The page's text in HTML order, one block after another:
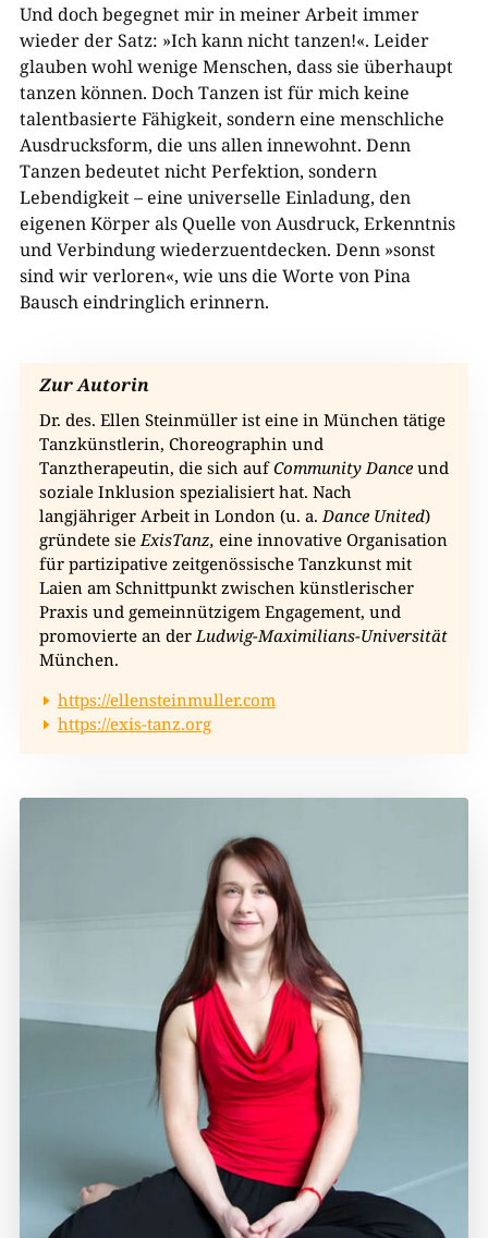
Und doch begegnet mir in meiner Arbeit immer
wieder der Satz: »Ich kann nicht tanzen!«. Leider
glauben wohl wenige Menschen, dass sie überhaupt
tanzen können. Doch Tanzen ist für mich keine
talentbasierte Fähigkeit, sondern eine menschliche
Ausdrucksform, die uns allen innewohnt. Denn
Tanzen bedeutet nicht Perfektion, sondern
Lebendigkeit – eine universelle Einladung, den
eigenen Körper als Quelle von Ausdruck, Erkenntnis
und Verbindung wiederzuentdecken. Denn »sonst
sind wir verloren«, wie uns die Worte von Pina
Bausch eindringlich erinnern.
Zur Autorin
Dr. des. Ellen Steinmüller ist eine in München tätige
Tanzkünstlerin, Choreographin und
Tanztherapeutin, die sich aufCommunity Danceund
soziale Inklusion spezialisiert hat. Nach
langjähriger Arbeit in London (u. a. Dance United)
gründete sie ExisTanz, eine innovative Organisation
für partizipative zeitgenössische Tanzkunst mit
Laien am Schnittpunkt zwischen künstlerischer
Praxis und gemeinnützigem Engagement, und
promovierte an der Ludwig-Maximilians-Universität
München.
https://ellensteinmuller.com
https://exis-tanz.org